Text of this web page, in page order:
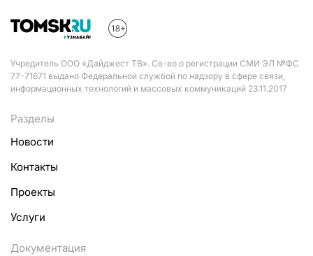
Учредитель ООО «Дайджест ТВ». Св-во о регистрации СМИ ЭЛ №ФС
77-71671 выдано Федеральной службой по надзору в сфере связи,
информационных технологий и массовых коммуникаций 23.11.2017
Разделы
Новости
Контакты
Проекты
Услуги
Документация